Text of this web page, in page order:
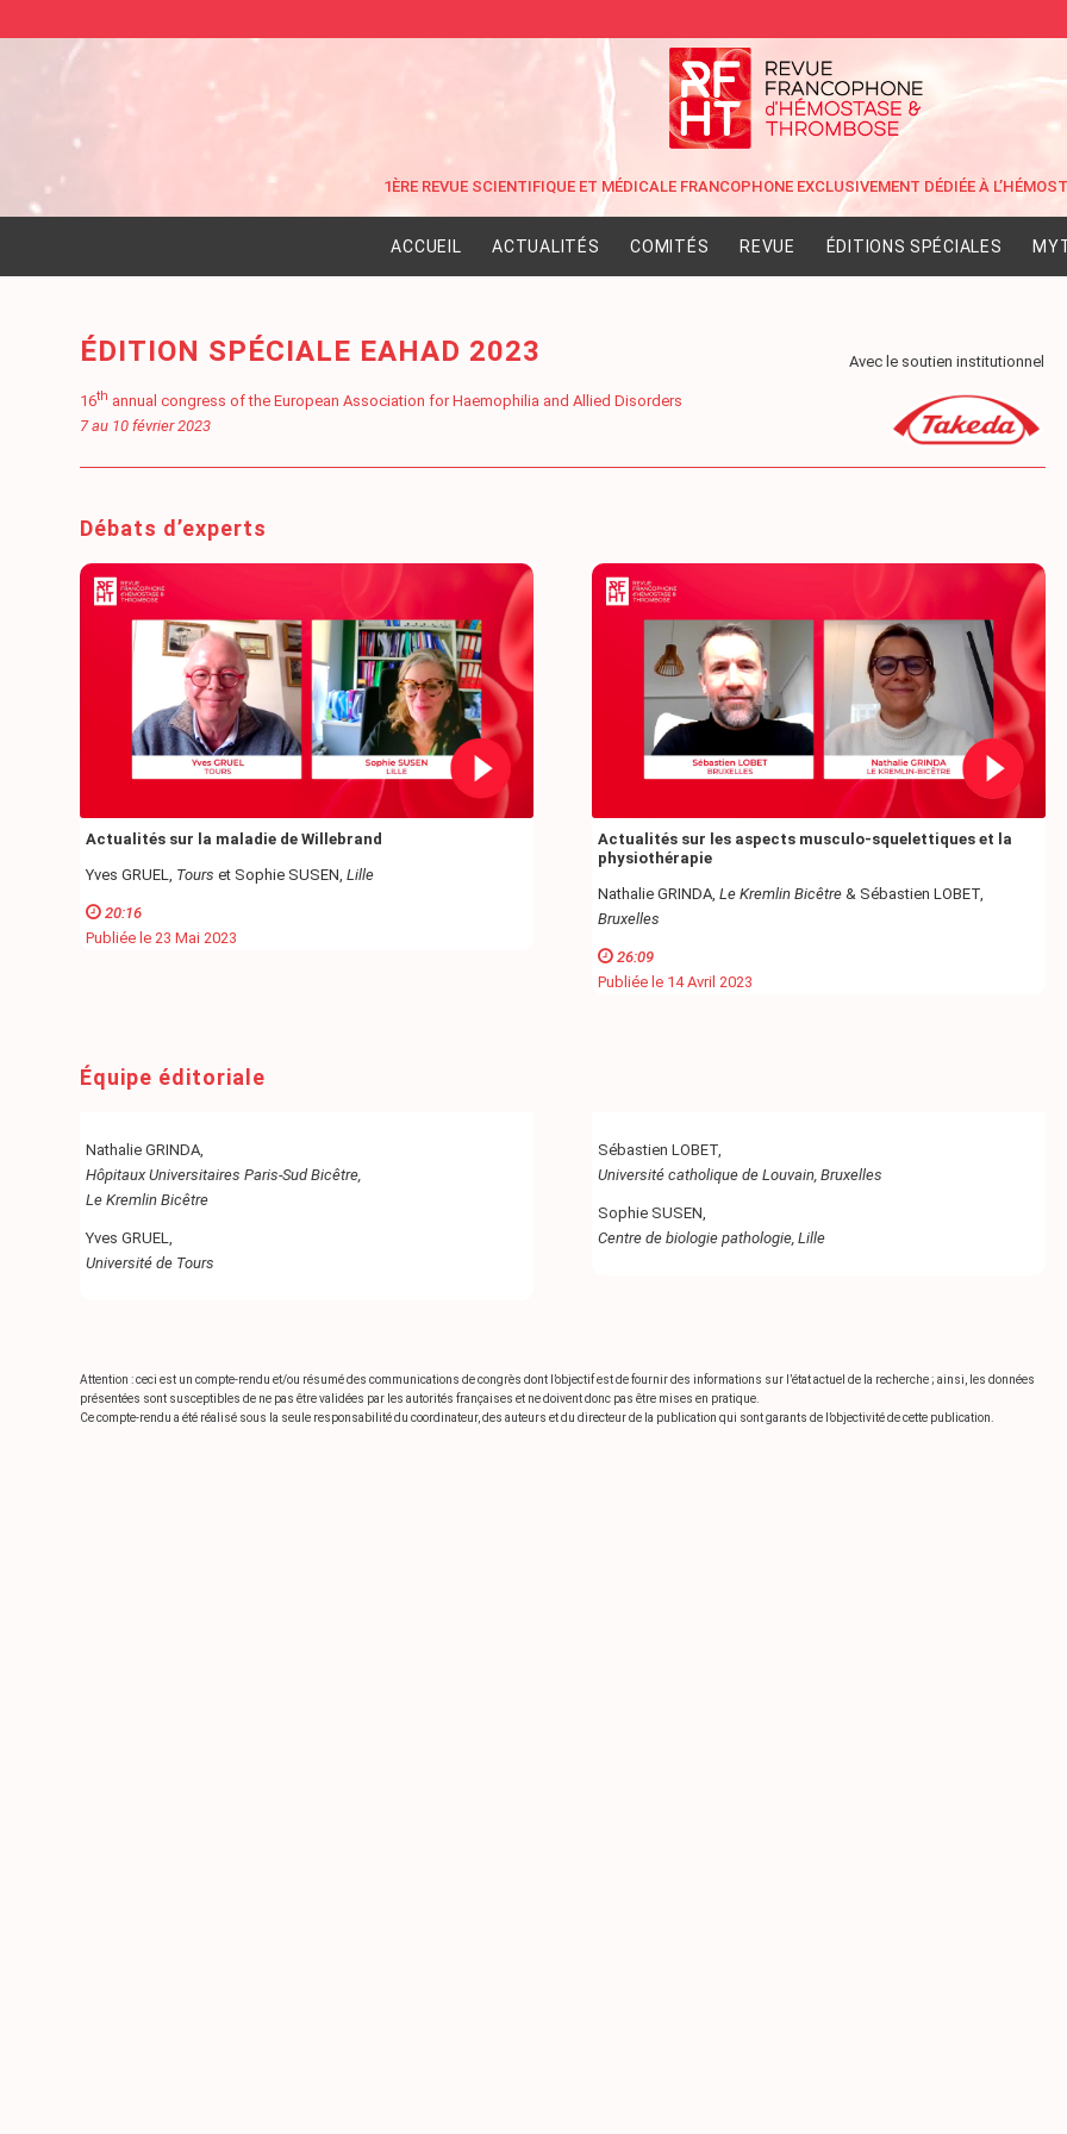
ACCUEIL ACTUALITÉS COMITÉS REVUE ÉDITIONS SPÉCIALES
ÉDITION SPÉCIALE EAHAD 2023
16th annual congress of the European Association for Haemophilia and Allied Disorders
7 au 10 février 2023
Avec le soutien institutionnel
Débats d’experts
Actualités sur la maladie de Willebrand
Yves GRUEL, Tours et Sophie SUSEN, Lille
20:16
Publiée le 23 Mai 2023
Actualités sur les aspects musculo-squelettiques et la
physiothérapie
Nathalie GRINDA, Le Kremlin Bicêtre& Sébastien LOBET,
Bruxelles
26:09
Publiée le 14 Avril 2023
Équipe éditoriale
Nathalie GRINDA,
Hôpitaux Universitaires Paris-Sud Bicêtre,
Le Kremlin Bicêtre
Yves GRUEL,
Université de Tours
Sébastien LOBET,
Université catholique de Louvain, Bruxelles
Sophie SUSEN,
Centre de biologie pathologie, Lille
Attention : ceci est un compte-rendu et/ou résumé des communications de congrès dont l’objectif est de fournir des informations sur l’état actuel de la recherche ; ainsi, les données
présentées sont susceptibles de ne pas être validées par les autorités françaises et ne doivent donc pas être mises en pratique.
Ce compte-rendu a été réalisé sous la seule responsabilité du coordinateur, des auteurs et du directeur de la publication qui sont garants de l’objectivité de cette publication.